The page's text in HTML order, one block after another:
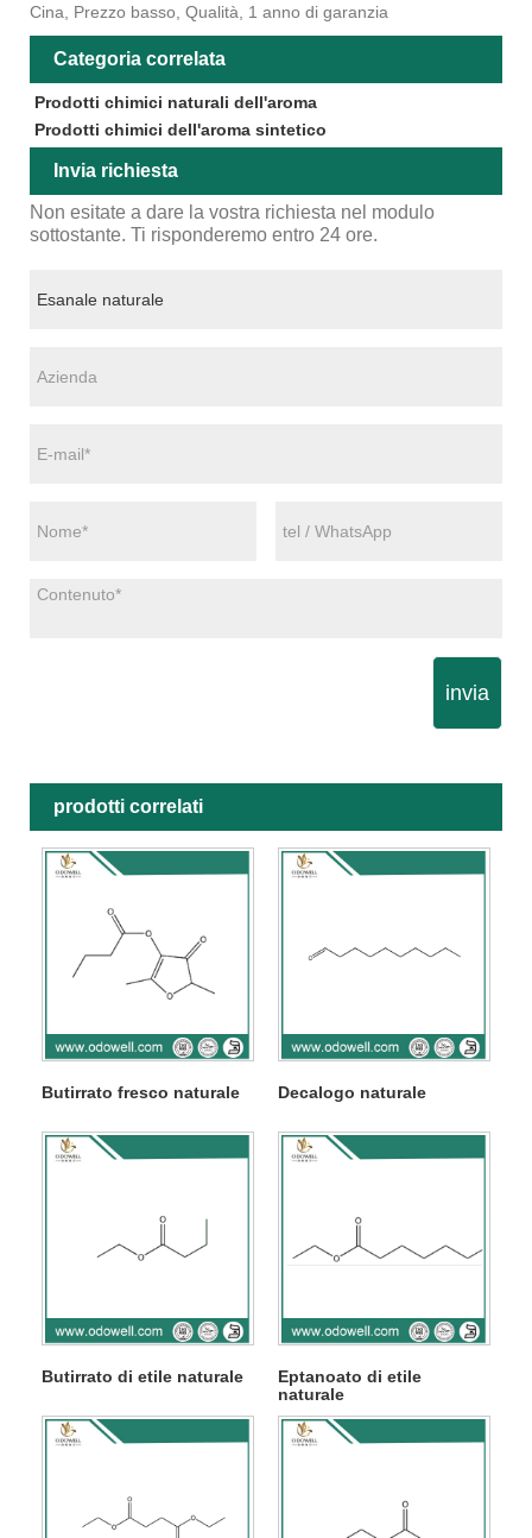
Cina, Prezzo basso, Qualità, 1 anno di garanzia
Categoria correlata
Prodotti chimici naturali dell'aroma
Prodotti chimici dell'aroma sintetico
Invia richiesta
Non esitate a dare la vostra richiesta nel modulo
sottostante. Ti risponderemo entro 24 ore.
invia
prodotti correlati
Butirrato fresco naturale Decalogo naturale
Butirrato di etile naturale
Eptanoato di etile
naturale